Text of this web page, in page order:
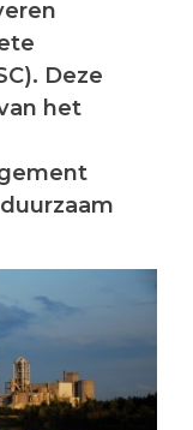
Deze
het